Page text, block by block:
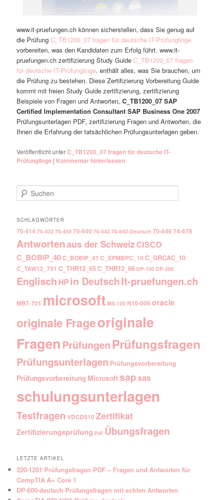
www.it-pruefungen.ch können sicherstellen, dass Sie genug auf
die PrüfungC_TB1200_07 fragen für deutsche IT-Prüfunglinge
vorbereiten, was den Kandidaten zum Erfolg führt. www.it-
pruefungen.ch zertifizierung Study GuideC_TB1200_07 fragen
für deutsche IT-Prüfunglinge. enthält alles, was Sie brauchen, um
die Prüfung zu bestehen. Diese Zertifizierung Vorbereitung Guide
kommt mit freien Study Guide zertifizierung, zertifizierung
Beispiele von Fragen und Antworten,C_TB1200_07 SAP
Certified Implementation Consultant SAP Business One 2007
Prüfungsunterlagen PDF, zertifizierung Fragen und Antworten, die
Ihnen die Erfahrung der tatsächlichen Prüfungsunterlagen geben.
Veröffentlicht unterC_TB1200_07 fragen für deutsche IT-
Prüfunglinge | Kommentar hinterlassen
Suchen
SCHLAGWÖRTER
70-414 70-432 70-450 70-640 70-642 70-642-Deutsch 70-646 74-678
Antwortenaus der SchweizCISCO
C_BOBIP_40C_BOBIP_41 C_EPMBPC_10 C_GRCAC_10
C_TAW12_731 C_THR12_65C_THR12_66 DP-100 DP-200
Englisch HPin DeutschIt-pruefungen.ch
MB7-701 microsoft MS-100 N10-006 oracle
originale Frageoriginale
Fragen Prüfungen Prüfungsfragen
Prüfungsunterlagen Prüfungsvorbereitung
Prüfungsvorbereitung Microsoft sapsas
schulungsunterlagen
Testfragen VDCD510 Zertifikat
Zertifizierungsprüfung zur Übungsfragen
LETZTE ARTIKEL
220-1201 Prüfungsfragen PDF – Fragen und Antworten für
CompTIA A+ Core 1
DP-600-deutsch Prüfungsfragen mit echten Antworten